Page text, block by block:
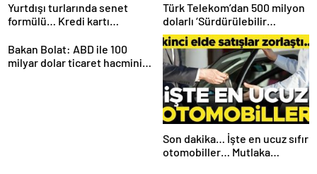
Yurtdışı turlarında senet
formülü… Kredi kartı
çıktı
Türk Telekom’dan 500 milyon
dolarlı ‘Sürdürülebilir
Eurobond’ ihracı
Bakan Bolat: ABD ile 100
milyar dolar ticaret hacmini
Son dakika… İşte en ucuz sıfır
otomobiller… Mutlaka